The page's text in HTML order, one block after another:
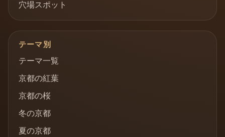
穴場スポット
テーマ別
テーマ一覧
京都の紅葉
京都の桜
冬の京都
夏の京都